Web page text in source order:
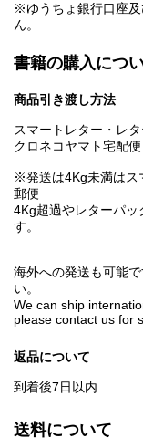
※ゆうちょ銀行口座
ん。
書籍の購入につ
商品引き渡し方法
スマートレター・レ
クロネコヤマト宅配便
※発送は4Kg未満はス
郵便
4Kg超過やレターパッ
す。
海外への発送も可能
い。
We can ship
please contact us for
返品について
到着後7日以内
送料について